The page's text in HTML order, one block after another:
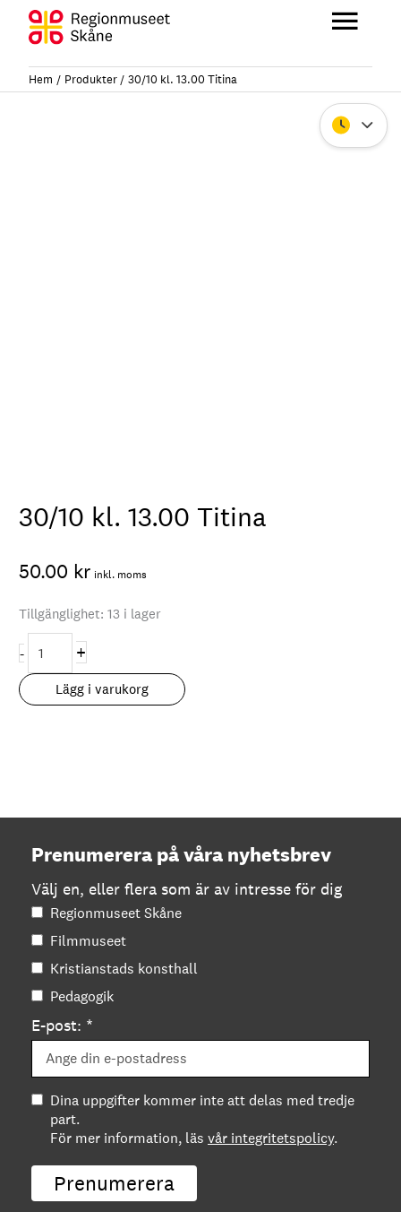
Hoppa
innehåll
Stäng
Hem Produkter 30/10 kl. 13.00 Titina
30/10 kl. 13.00 Titina
50.00 kr inkl. moms
Tillgänglighet: 13 i lager
-
kl.
13.00
Titina
+
Lägg i varukorg
Prenumerera på våra nyhetsbrev
Välj en, eller flera som är av intresse för dig
Regionmuseet Skåne
Filmmuseet
Kristianstads konsthall
Pedagogik
E-post: *
Dina uppgifter kommer inte att delas med tredje
part.
För mer information, läs vår integritetspolicy.
Prenumerera